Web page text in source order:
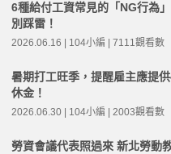
6種給付工資常見的「NG行為
別踩雷！
2026.06.16 | 104小編 | 7111觀看數
暑期打工旺季，提醒雇主應提
休金！
2026.06.30 | 104小編 | 2003觀看數
勞資會議代表照過來 新北勞動